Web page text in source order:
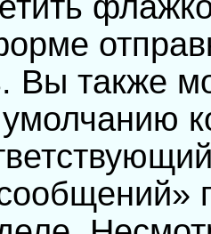
Вы также
умолчанию